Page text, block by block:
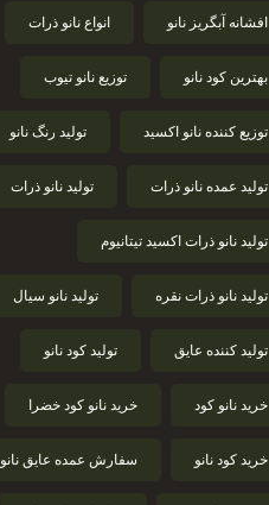
افشانه آبگریز نانو انواع نانو ذرات
بهترین کود نانو توزیع نانو تیوب
توزیع کننده نانو اکسید تولید رنگ نانو
تولید عمده نانو ذرات تولید نانو ذرات
تولید نانو ذرات اکسید تیتانیوم
تولید نانو ذرات نقره تولید نانو سیال
تولید کننده عایق تولید کود نانو
خرید نانو کود خرید نانو کود خضرا
خرید کود نانو سفارش عمده عایق نانو